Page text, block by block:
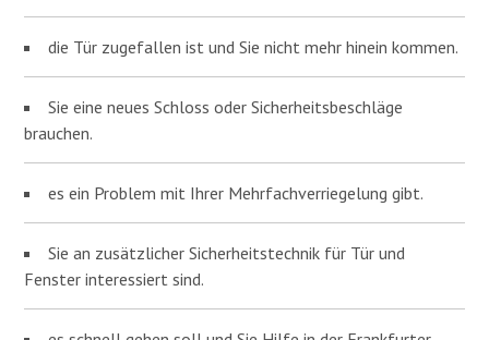
die Tür zugefallen ist und Sie nicht mehr hinein kommen.
Sie eine neues Schloss oder Sicherheitsbeschläge
brauchen.
es ein Problem mit Ihrer Mehrfachverriegelung gibt.
Sie an zusätzlicher Sicherheitstechnik für Tür und
Fenster interessiert sind.